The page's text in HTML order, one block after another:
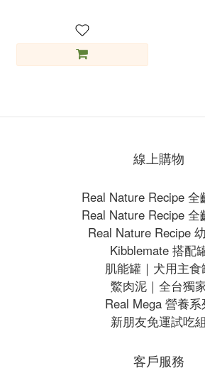
線上購物
Real Nature Recipe 全
Real Nature Recipe 全
Real Nature Recipe
Kibblemate 搭配
肌能罐｜犬用主食
鱉肉泥｜全台獨
Real Mega 營養系
新朋友免運試吃組
客戶服務